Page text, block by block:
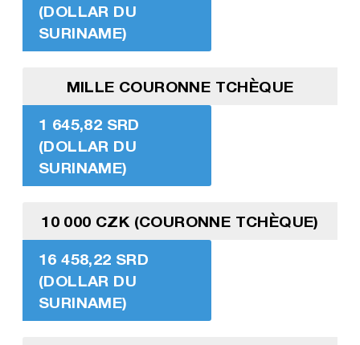
(DOLLAR DU
SURINAME)
MILLE COURONNE TCHÈQUE
1 645,82 SRD
(DOLLAR DU
SURINAME)
10 000 CZK (COURONNE TCHÈQUE)
16 458,22 SRD
(DOLLAR DU
SURINAME)